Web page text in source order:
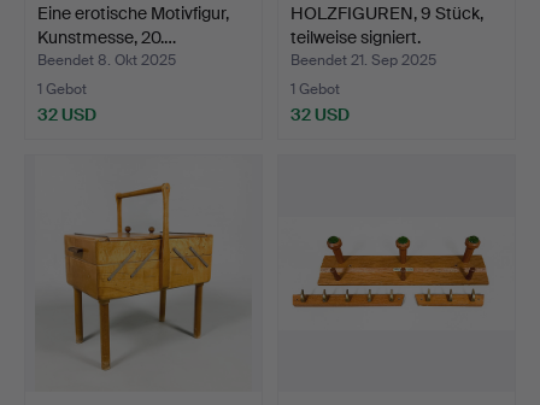
Eine erotische Motivfigur,
Kunstmesse, 20.…
Beendet 8. Okt 2025
1 Gebot
32 USD
HOLZFIGUREN, 9 Stück,
teilweise signiert.
Beendet 21. Sep 2025
1 Gebot
32 USD